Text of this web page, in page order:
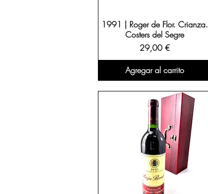
1991 | Roger de Flor. Crianza.
Costers del Segre
Precio
29,00 €
Agregar al carrito